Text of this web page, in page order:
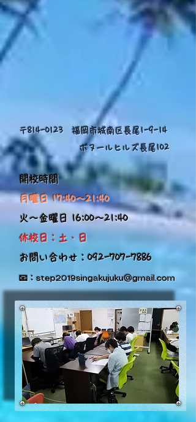
〒814-0123 福岡市城南区長尾1-9-14
ボヌールヒルズ長尾102
​開校時間
月曜日 17:40～21:40
火～金曜日 16:00～21:40
​休校日：土・日
​お問い合わせ：092-707-7886
​📧：step2019singakujuku@gmail.com